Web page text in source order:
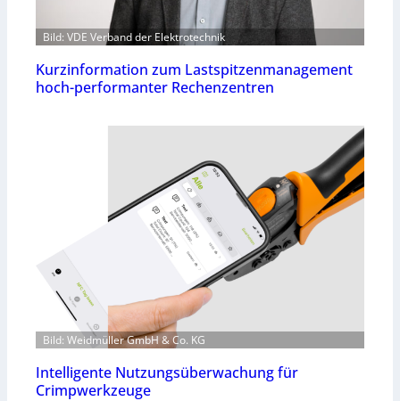
Bild: VDE Verband der Elektrotechnik
Kurzinformation zum Lastspitzenmanagement
hoch-performanter Rechenzentren
Bild: Weidmüller GmbH & Co. KG
Intelligente Nutzungsüberwachung für
Crimpwerkzeuge